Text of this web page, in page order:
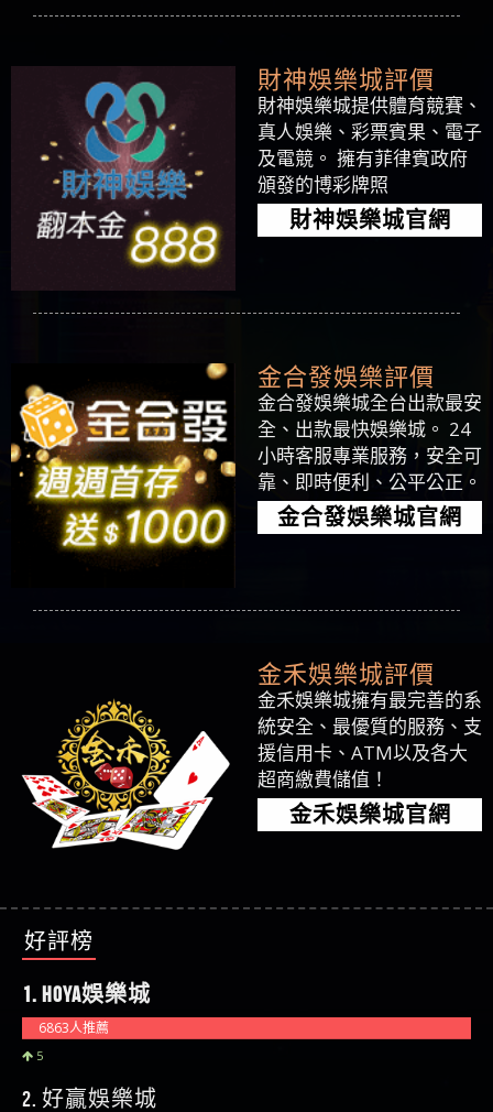
財神娛樂城評價
財神娛樂城提供體育競賽、
真人娛樂、彩票賓果、電子
及電競。 擁有菲律賓政府
頒發的博彩牌照
財神娛樂城官網
金合發娛樂評價
金合發娛樂城全台出款最安
全、出款最快娛樂城。 24
小時客服專業服務，安全可
靠、即時便利、公平公正。
金合發娛樂城官網
金禾娛樂城評價
金禾娛樂城擁有最完善的系
統安全、最優質的服務、支
援信用卡、ATM以及各大
超商繳費儲值！
金禾娛樂城官網
好評榜
1. HOYA娛樂城
6863人推薦
5
2. 好贏娛樂城